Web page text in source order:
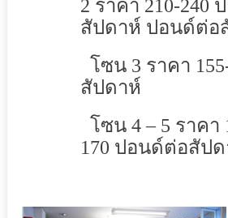
2 ราคา 210-240
สัปดาห์ ปอนด์ต่อ
โซน 3 ราคา
สัปดาห์
โซน 4 – 5 ราคา
170 ปอนด์ต่อสัปด